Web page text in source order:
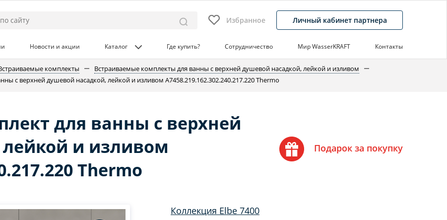
Избранное Личный кабинет партнера
Новости и акции Каталог Где купить? Сотрудничество Мир WasserKRAFT Контакты
комплекты
Встраиваемые комплекты для ванны с верхней душевой насадкой, лейкой и изливом
с верхней душевой насадкой, лейкой и изливом A7458.219.162.302.240.217.220 Thermo
для ванны с верхней
и изливом
Thermo
Подарок за покупку
Коллекция Elbe 7400